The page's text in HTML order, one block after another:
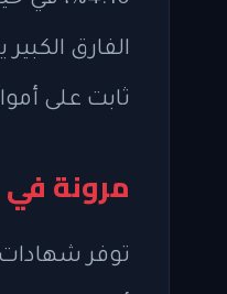
الفارق
ثابت على
مرونة في
توفر شهادات